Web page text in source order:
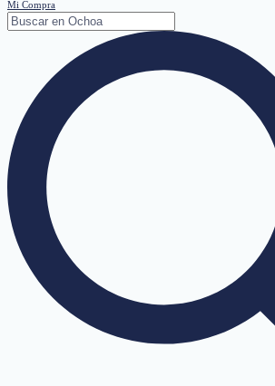
Mi Compra